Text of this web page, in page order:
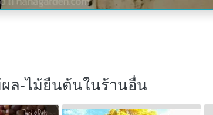
ล-ไม้ยืนต้นในร้านอื่น